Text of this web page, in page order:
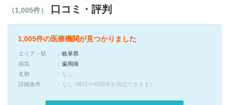
（1,005件） 口コミ・評判
1,005件の医療機関が見つかりました
エリア・駅
岐阜県
病気
歯周病
名称
なし
詳細条件
なし (曜日や時間帯を指定できます)